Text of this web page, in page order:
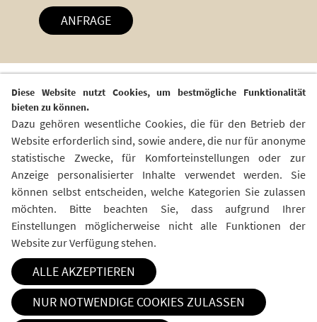
ANFRAGE
Zurück
Kontakt
GPS GmbH
Campus Boulevard 57
D-52074 Aachen
+49 241 94577 800
info@gps-mbh.com
Social Media
Cookie Optionen AGB Datenschutz Impressum
Diese Website nutzt Cookies, um bestmögliche Funktionalität
bieten zu können.
Dazu gehören wesentliche Cookies, die für den Betrieb der
Website erforderlich sind, sowie andere, die nur für anonyme
statistische Zwecke, für Komforteinstellungen oder zur
Anzeige personalisierter Inhalte verwendet werden. Sie
können selbst entscheiden, welche Kategorien Sie zulassen
möchten. Bitte beachten Sie, dass aufgrund Ihrer
Einstellungen möglicherweise nicht alle Funktionen der
Website zur Verfügung stehen.
ALLE AKZEPTIEREN
NUR NOTWENDIGE COOKIES ZULASSEN